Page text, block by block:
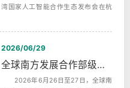
湾国家人工智能合作生态发布会在杭
了...
2026/06/29
全球南方发展合作部级研讨班赴湖州调研翻译服务
2026年6月26日至27日，全球南